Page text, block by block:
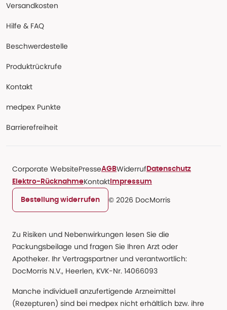
Versandkosten
Hilfe & FAQ
Beschwerdestelle
Produktrückrufe
Kontakt
medpex Punkte
Barrierefreiheit
Corporate WebsitePresseAGBWiderruf Datenschutz
Elektro-RücknahmeKontakt Impressum
Bestellung widerrufen © 2026 DocMorris
Zu Risiken und Nebenwirkungen lesen Sie die
Packungsbeilage und fragen Sie Ihren Arzt oder
Apotheker. Ihr Vertragspartner und verantwortlich:
DocMorris N.V., Heerlen, KVK-Nr. 14066093
Manche individuell anzufertigende Arzneimittel
(Rezepturen) sind bei medpex nicht erhältlich bzw. ihre